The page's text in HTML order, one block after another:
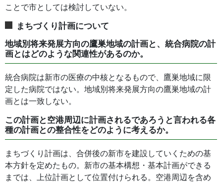
ことで市としては検討していない。
まちづくり計画について
地域別将来発展方向の鷹巣地域の計画と、統合病院の計
画とはどのような関連性があるのか。
統合病院は新市の医療の中核となるもので、鷹巣地域に限
定した病院ではない。地域別将来発展方向の鷹巣地域の計
画とは一致しない。
この計画と空港周辺に計画されるであろうと言われる各
種の計画との整合性をどのように考えるか。
まちづくり計画は、合併後の新市を建設していくための基
本方針を定めたもの。新市の基本構想・基本計画ができる
までは、上位計画として位置付けられる。空港周辺を含め